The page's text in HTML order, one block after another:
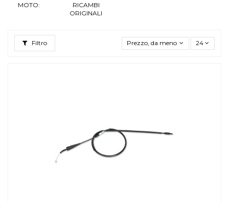
MOTO:
RICAMBI
ORIGINALI
Filtro Prezzo, da meno caro a più caro
24